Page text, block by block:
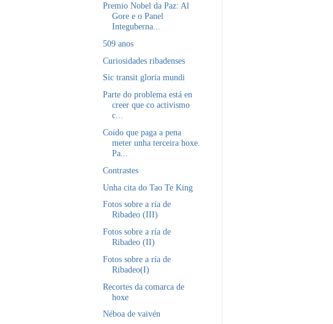
Premio Nobel da Paz: Al
Gore e o Panel
Integuberna...
509 anos
Curiosidades ribadenses
Sic transit gloria mundi
Parte do problema está en
creer que co activismo
c...
Coido que paga a pena
meter unha terceira hoxe.
Pa...
Contrastes
Unha cita do Tao Te King
Fotos sobre a ría de
Ribadeo (III)
Fotos sobre a ría de
Ribadeo (II)
Fotos sobre a ría de
Ribadeo(I)
Recortes da comarca de
hoxe
Néboa de vaivén